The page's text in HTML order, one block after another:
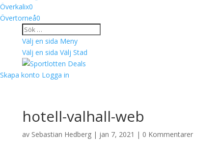
Överkalix0
Övertorneå0
Välj en sida Meny
Välj en sida Välj Stad
Skapa konto Logga in
hotell-valhall-web
av Sebastian Hedberg| jan 7, 2021 | 0 Kommentarer